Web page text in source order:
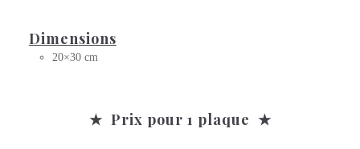
Dimensions
20×30 cm
★ Prix pour 1 plaque ★